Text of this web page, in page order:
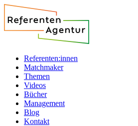
Referenten:innen
Matchmaker
Themen
Videos
Bücher
Management
Blog
Kontakt